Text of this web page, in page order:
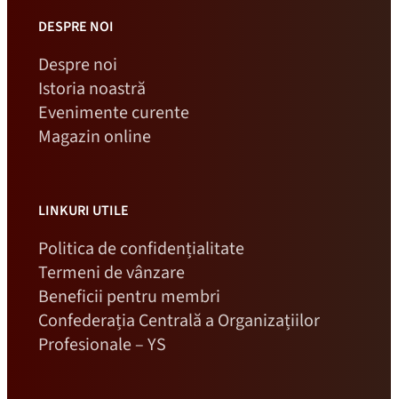
DESPRE NOI
Despre noi
Istoria noastră
Evenimente curente
Magazin online
LINKURI UTILE
Politica de confidențialitate
Termeni de vânzare
Beneficii pentru membri
Confederația Centrală a Organizațiilor
Profesionale – YS